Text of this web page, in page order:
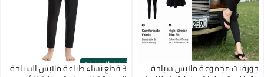
جورفنت مجموعة ملابس سباحة أفضل المنتجات
3 قطع نساء طباعة ملابس السباحة